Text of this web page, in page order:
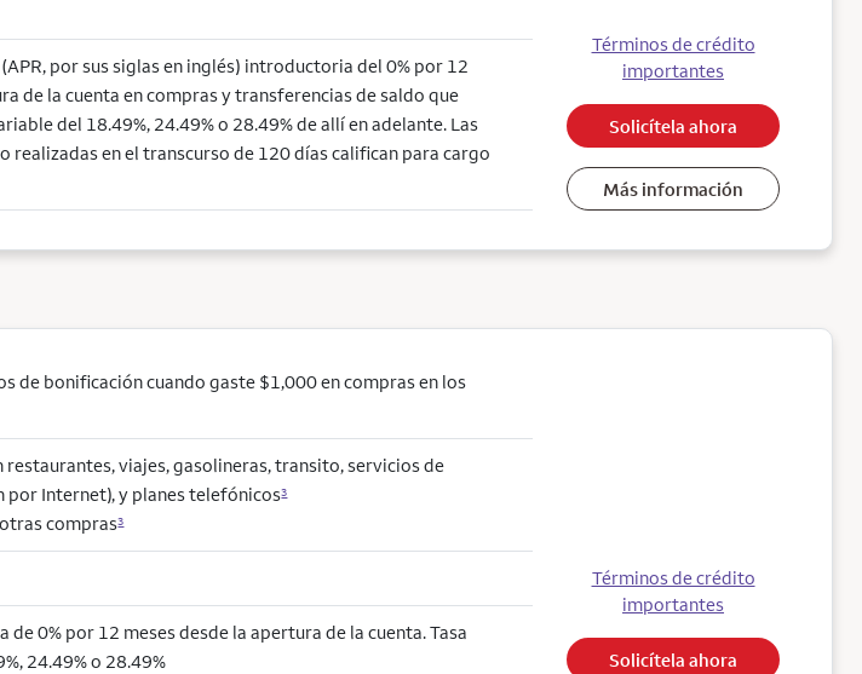
por sus siglas en inglés) introductoria del 0% por 12
de la cuenta en compras y transferencias de saldo que
del 18.49%, 24.49% o 28.49% de allí en adelante. Las
realizadas en el transcurso de 120 días califican para cargo
Términos de crédito
importantes
Solicítela ahora
Más información
de bonificación cuando gaste $1,000 en compras en los
viajes, gasolineras, transito, servicios de
por Internet), y planes telefónicos3
compras3
de 0% por 12 meses desde la apertura de la cuenta. Tasa
24.49% o 28.49%
Términos de crédito
importantes
Solicítela ahora